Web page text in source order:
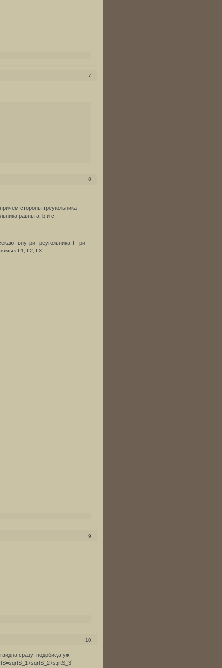
7
8
стороны треугольника
равны a, b и c.
внутри треугольника T три
L1, L2, L3.
9
10
видна сразу: подобие,а уж